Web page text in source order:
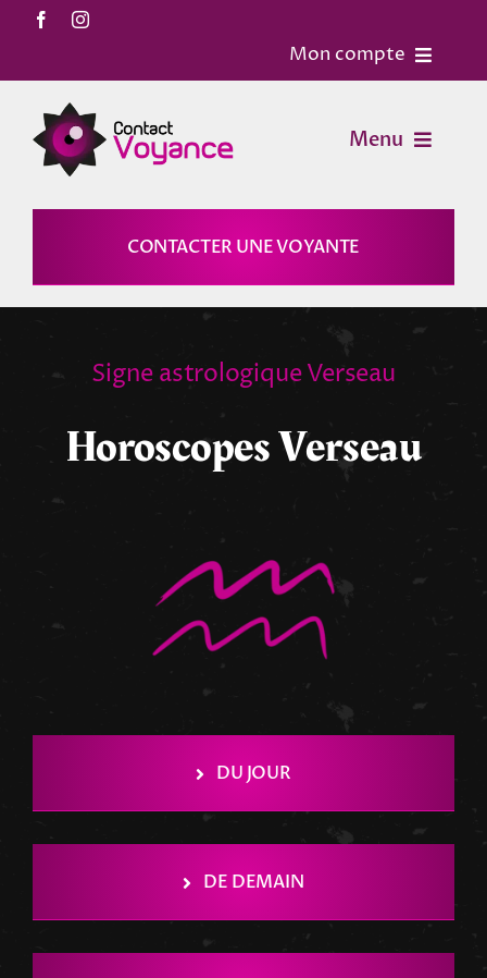
Passer
contenu
Mon compte
Mon Compte
Menu
Voyance
Horoscopes
Magies
Astrologie
Numérologie
Blog
CONTACTER UNE VOYANTE
Signe astrologique Verseau
Horoscopes Verseau
DU JOUR
DE DEMAIN